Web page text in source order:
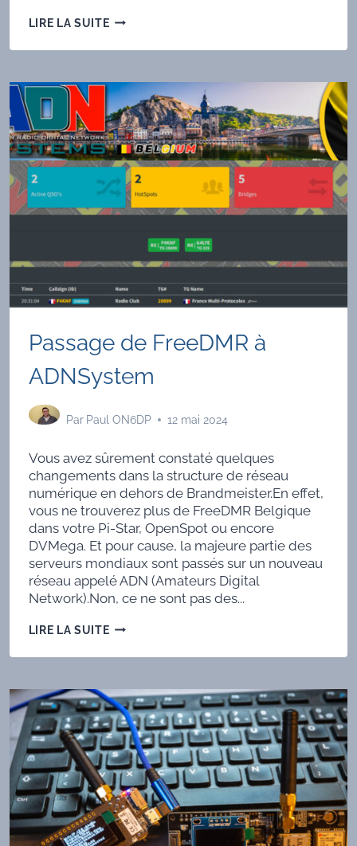
LIRE LA SUITELE
Passage de FreeDMR à
ADNSystem
Par Paul ON6DP 12 mai 2024
Vous avez sûrement constaté quelques
changements dans la structure de réseau
numérique en dehors de Brandmeister.En effet,
vous ne trouverez plus de FreeDMR Belgique
dans votre Pi-Star, OpenSpot ou encore
DVMega. Et pour cause, la majeure partie des
serveurs mondiaux sont passés sur un nouveau
réseau appelé ADN (Amateurs Digital
Network).Non, ce ne sont pas des...
LIRE LA SUITEPASSAGE
FREEDMR